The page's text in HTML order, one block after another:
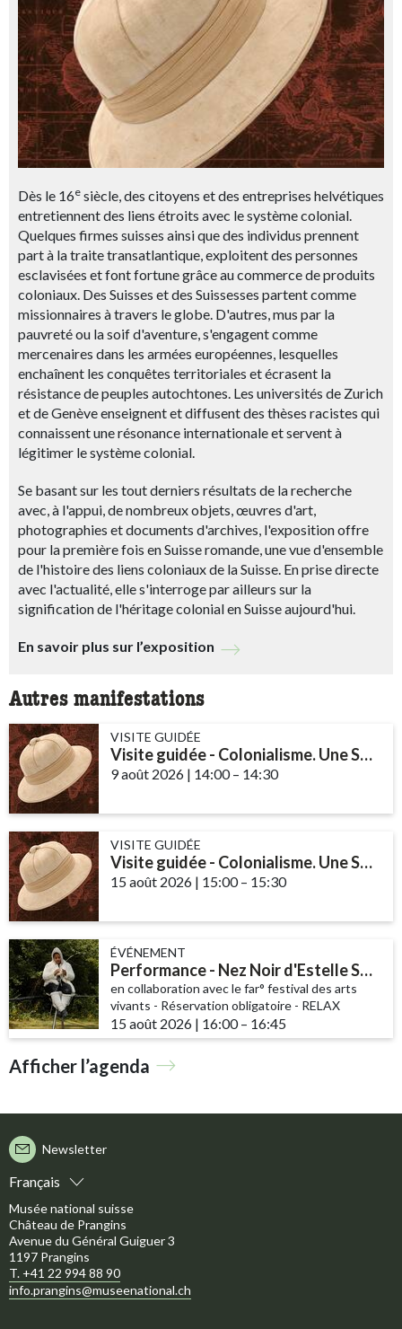
Dès le 16e siècle, des citoyens et des entreprises helvétiques
entretiennent des liens étroits avec le système colonial.
Quelques firmes suisses ainsi que des individus prennent
part à la traite transatlantique, exploitent des personnes
esclavisées et font fortune grâce au commerce de produits
coloniaux. Des Suisses et des Suissesses partent comme
missionnaires à travers le globe. D'autres, mus par la
pauvreté ou la soif d'aventure, s'engagent comme
mercenaires dans les armées européennes, lesquelles
enchaînent les conquêtes territoriales et écrasent la
résistance de peuples autochtones. Les universités de Zurich
et de Genève enseignent et diffusent des thèses racistes qui
connaissent une résonance internationale et servent à
légitimer le système colonial.
Se basant sur les tout derniers résultats de la recherche
avec, à l'appui, de nombreux objets, œuvres d'art,
photographies et documents d'archives, l'exposition offre
pour la première fois en Suisse romande, une vue d'ensemble
de l'histoire des liens coloniaux de la Suisse. En prise directe
avec l'actualité, elle s'interroge par ailleurs sur la
signification de l'héritage colonial en Suisse aujourd'hui.
En savoir plus sur l’exposition
Autres manifestations
VISITE GUIDÉE
Visite guidée - Colonialisme. Une Suisse impliquée
9 août 2026 | 14:00accessibility.time_to
– 14:30
VISITE GUIDÉE
Visite guidée - Colonialisme. Une Suisse impliquée
15 août 2026 | 15:00accessibility.time_to
– 15:30
ÉVÉNEMENT
Performance - Nez Noir d'Estelle Samira Borel
en collaboration avec le far° festival des arts
vivants - Réservation obligatoire - RELAX
15 août 2026 | 16:00accessibility.time_to
– 16:45
Afficher l’agenda
Français
Newsletter
Musée national suisse
Château de Prangins
Avenue du Général Guiguer 3
1197 Prangins
T. +41 22 994 88 90
info.prangins@museenational.ch